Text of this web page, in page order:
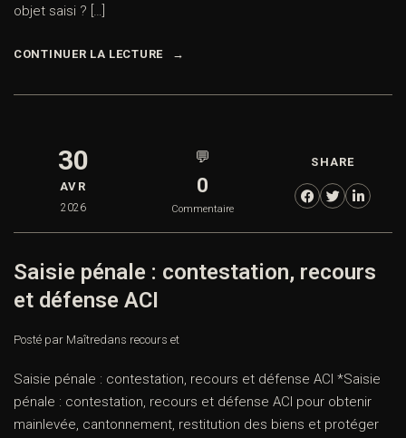
objet saisi ? […]
CONTINUER LA LECTURE
30
AVR
2026
💬
0
Commentaire
SHARE
Saisie pénale : contestation, recours
et défense ACI
Posté par Maîtredans recours et
Saisie pénale : contestation, recours et défense ACI *Saisie
pénale : contestation, recours et défense ACI pour obtenir
mainlevée, cantonnement, restitution des biens et protéger